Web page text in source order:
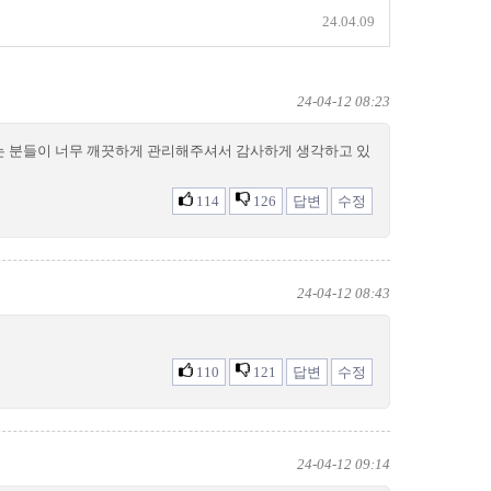
24.04.09
24-04-12 08:23
들이 너무 깨끗하게 관리해주셔서 감사하게 생각하고 있
114 126 답변 수정
24-04-12 08:43
110 121 답변 수정
24-04-12 09:14